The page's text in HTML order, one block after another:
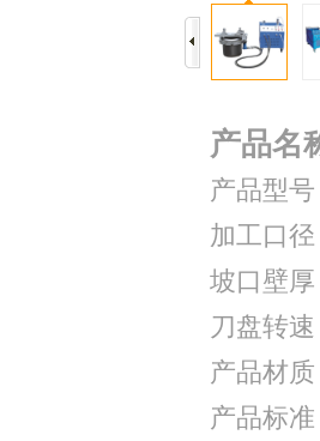
产品名
产品型
加工口径
坡口壁
刀盘转
产品材
产品标